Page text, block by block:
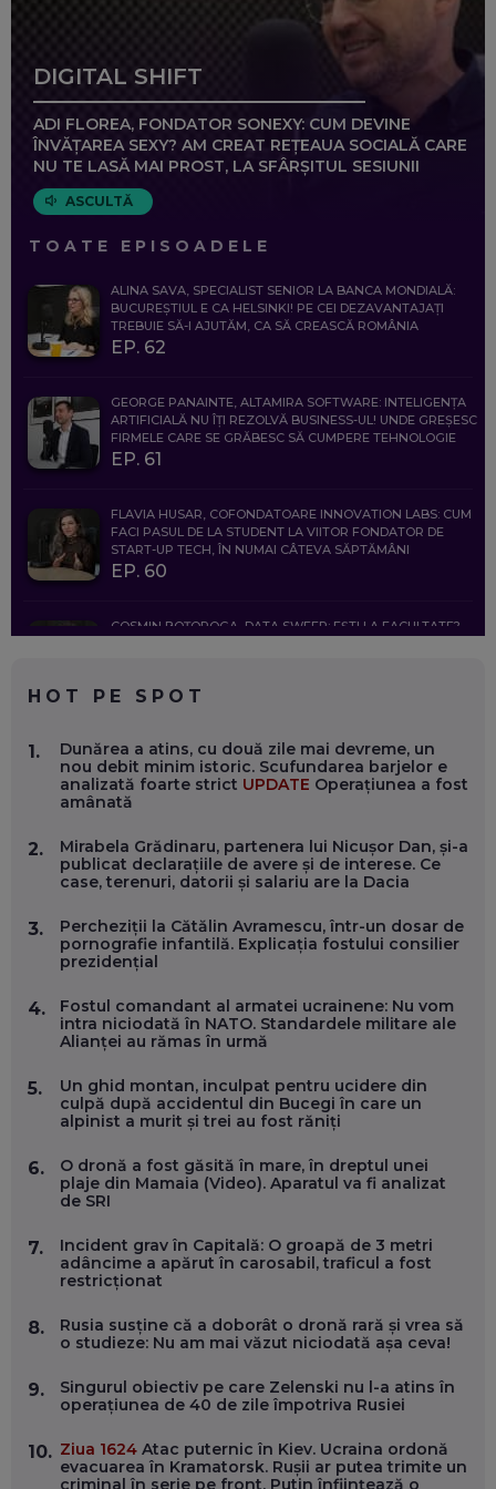
DIGITAL SHIFT
ADI FLOREA, FONDATOR SONEXY: CUM DEVINE
ÎNVĂȚAREA SEXY? AM CREAT REȚEAUA SOCIALĂ CARE
NU TE LASĂ MAI PROST, LA SFÂRȘITUL SESIUNII
ASCULTĂ
TOATE EPISOADELE
ALINA SAVA, SPECIALIST SENIOR LA BANCA MONDIALĂ:
BUCUREȘTIUL E CA HELSINKI! PE CEI DEZAVANTAJAȚI
TREBUIE SĂ-I AJUTĂM, CA SĂ CREASCĂ ROMÂNIA
EP. 62
GEORGE PANAINTE, ALTAMIRA SOFTWARE: INTELIGENȚA
ARTIFICIALĂ NU ÎȚI REZOLVĂ BUSINESS-UL! UNDE GREȘESC
FIRMELE CARE SE GRĂBESC SĂ CUMPERE TEHNOLOGIE
EP. 61
FLAVIA HUSAR, COFONDATOARE INNOVATION LABS: CUM
FACI PASUL DE LA STUDENT LA VIITOR FONDATOR DE
START-UP TECH, ÎN NUMAI CÂTEVA SĂPTĂMÂNI
EP. 60
COSMIN BOȚOROGA, DATA SWEEP: EȘTI LA FACULTATE?
FOLOSEȘTI TEHNOLOGIA CA SĂ FII MAI BUN LA JOB. ȘI CUM
SE VA SCHIMBA MUNCA, ÎN URMĂTORII ANI
EP. 58
MARIUS PAȘCULEA, COFONDATOR AL KULTH: CUM
FOLOSEȘTI TEHNOLOGIA CA SĂ ÎȚI DESCHIZI DRUMUL
CĂTRE ARTĂ, LA NIVEL GLOBAL
ANDREI AVĂDANEI, BIT SENTINEL: CUM ÎȚI PROTEJEZI
CARIERĂ DE „HACKER CU PERMIS”
EP. 56
DOINA VÎLCEANU, CONTENTSPEED: VREI SUCCES ONLINE?
ÎNVAȚĂ AEO ȘI GEO!
EP. 55
OLIVIU MATEI, HOLISUN: SOFTWARE DE LA CLUJ PENTRU
EP. 54
PROCESE, DAR CE FACEM CÂND PICĂ BAZA DE DATE, LA
INSTITUȚIILE STATULUI?
EP. 53
VOICU OPREAN (AROBS): CUM CONSTRUIEȘTI O COMPANIE
TA LOCALĂ - ȘI CE SĂ DAI ÎNAPOI
EP. 52
HOT PE SPOT
1.
Dunărea a atins, cu două zile mai devreme, un
nou debit minim istoric. Scufundarea barjelor e
analizată foarte strict UPDATE Operațiunea a fost
amânată
2.
Mirabela Grădinaru, partenera lui Nicușor Dan, și-a
publicat declarațiile de avere și de interese. Ce
case, terenuri, datorii și salariu are la Dacia
3.
Percheziții la Cătălin Avramescu, într-un dosar de
pornografie infantilă. Explicația fostului consilier
prezidențial
4.
Fostul comandant al armatei ucrainene: Nu vom
intra niciodată în NATO. Standardele militare ale
Alianței au rămas în urmă
5.
Un ghid montan, inculpat pentru ucidere din
culpă după accidentul din Bucegi în care un
alpinist a murit și trei au fost răniți
6.
O dronă a fost găsită în mare, în dreptul unei
plaje din Mamaia (Video). Aparatul va fi analizat
de SRI
7.
Incident grav în Capitală: O groapă de 3 metri
adâncime a apărut în carosabil, traficul a fost
restricționat
8.
Rusia susține că a doborât o dronă rară și vrea să
o studieze: Nu am mai văzut niciodată așa ceva!
9.
Singurul obiectiv pe care Zelenski nu l-a atins în
operațiunea de 40 de zile împotriva Rusiei
10. Ziua 1624 Atac puternic în Kiev. Ucraina ordonă
evacuarea în Kramatorsk. Rușii ar putea trimite un
criminal în serie pe front. Putin înființează o